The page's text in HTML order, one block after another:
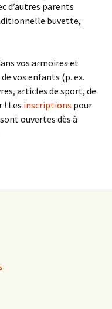
d’autres parents
buvette,
vos armoires et
vos enfants (p. ex.
articles de sport, de
! Les inscriptions pour
ouvertes dès à
de printemps 2018 –